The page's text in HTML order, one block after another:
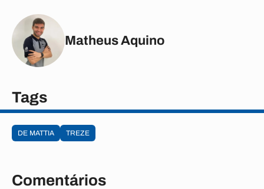
Matheus Aquino
Tags
DE MATTIA TREZE
Comentários